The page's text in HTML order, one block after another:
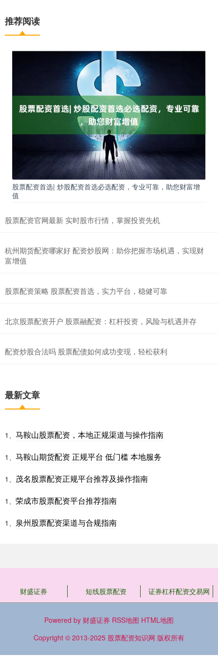
推荐阅读
股票配资首选| 炒股配资首选必选配资，专业可靠，助您财富增
值
股票配资官网最新 实时股市行情，掌握投资先机
杭州期货配资哪家好 配资炒股网：助你把握市场机遇，实现财
富增值
股票配资策略 股票配资首选，实力平台，稳健可靠
北京股票配资开户 股票融配资：杠杆投资，风险与机遇并存
配资炒股合法吗 股票配债如何成功变现，轻松获利
最新文章
1、 马鞍山股票配资，本地正规渠道与操作指南
1、 马鞍山期货配资 正规平台 低门槛 本地服务
1、 茂名股票配资正规平台推荐及操作指南
1、 荣成市股票配资平台推荐指南
1、 泉州股票配资渠道与合规指南
财盛证券 短线股票配资 证券杠杆配资交易网
Powered by 财盛证券 RSS地图 HTML地图
Copyright © 2013-2025 股票配资知识网 版权所有